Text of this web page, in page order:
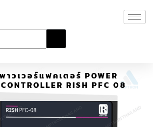
วเวอร์แฟคเตอร์ POWER
RISH PFC 08